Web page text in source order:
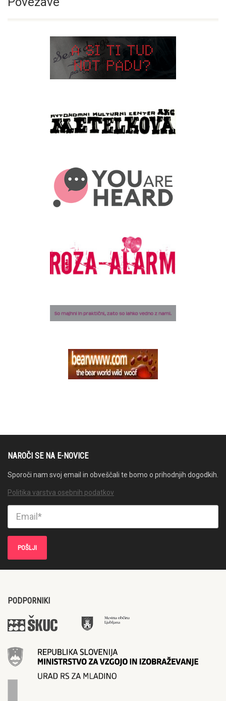
NAROČI SE NA E-NOVICE
Sporoči nam svoj email in obveščali te bomo o prihodnjih dogodkih.
Politika varstva osebnih podatkov
PODPORNIKI